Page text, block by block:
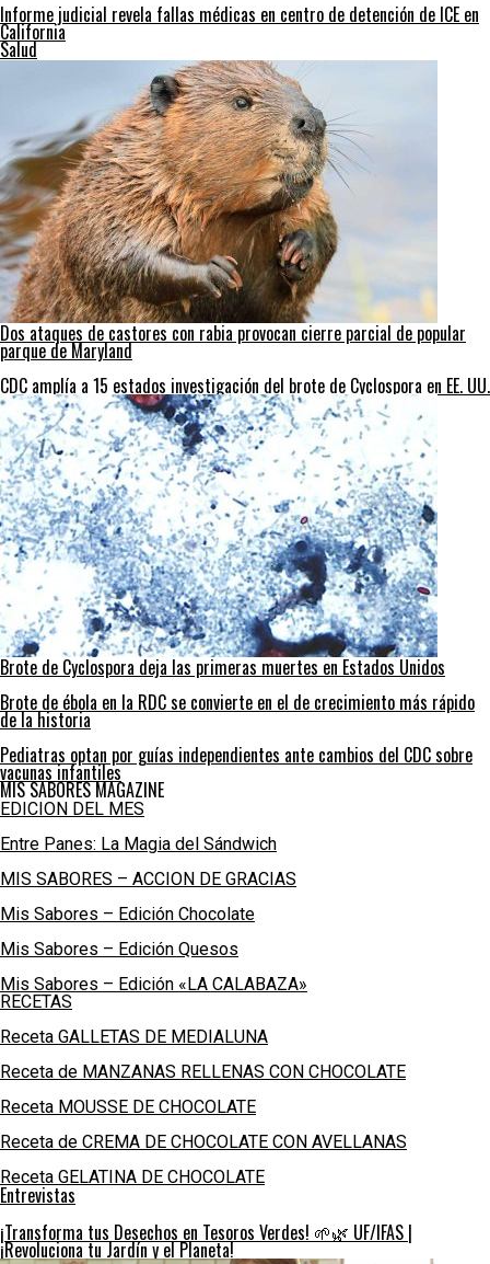
Informe judicial revela fallas médicas en centro de detención de ICE en
California
Salud
Dos ataques de castores con rabia provocan cierre parcial de popular
parque de Maryland
CDC amplía a 15 estados investigación del brote de Cyclospora en EE. UU.
Brote de Cyclospora deja las primeras muertes en Estados Unidos
Brote de ébola en la RDC se convierte en el de crecimiento más rápido
de la historia
Pediatras optan por guías independientes ante cambios del CDC sobre
vacunas infantiles
MIS SABORES MAGAZINE
EDICION DEL MES
Entre Panes: La Magia del Sándwich
MIS SABORES – ACCION DE GRACIAS
Mis Sabores – Edición Chocolate
Mis Sabores – Edición Quesos
Mis Sabores – Edición «LA CALABAZA»
RECETAS
Receta GALLETAS DE MEDIALUNA
Receta de MANZANAS RELLENAS CON CHOCOLATE
Receta MOUSSE DE CHOCOLATE
Receta de CREMA DE CHOCOLATE CON AVELLANAS
Receta GELATINA DE CHOCOLATE
Entrevistas
¡Transforma tus Desechos en Tesoros Verdes! 🌱🌿 UF/IFAS |
¡Revoluciona tu Jardín y el Planeta!